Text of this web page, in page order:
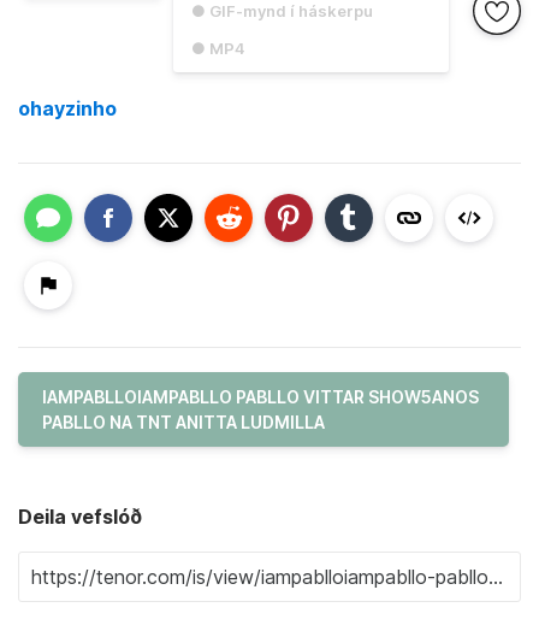
● GIF-mynd í háskerpu
● MP4
ohayzinho
IAMPABLLOIAMPABLLO PABLLO VITTAR SHOW5ANOS
PABLLO NA TNT ANITTA LUDMILLA
Deila vefslóð